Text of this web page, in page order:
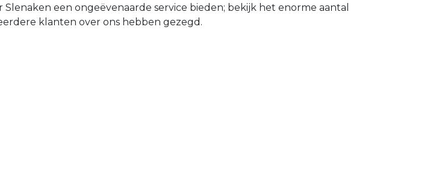
een ongeëvenaarde service bieden; bekijk het enorme aantal
klanten over ons hebben gezegd.